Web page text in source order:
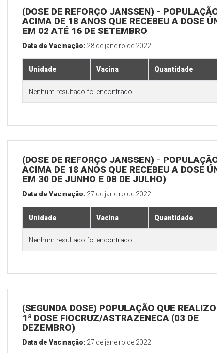
(DOSE DE REFORÇO JANSSEN) -
ACIMA DE 18 ANOS QUE RECEBEU A DOSE
EM 02 ATÉ 16 DE SETEMBRO
Data de Vacinação: 28 de janeiro de 2022
Unidade Vacina Quantidade
Nenhum resultado foi encontrado.
(DOSE DE REFORÇO JANSSEN) -
ACIMA DE 18 ANOS QUE RECEBEU A DOSE
EM 30 DE JUNHO E 08 DE JULHO)
Data de Vacinação: 27 de janeiro de 2022
Unidade Vacina Quantidade
Nenhum resultado foi encontrado.
(SEGUNDA DOSE) POPULAÇÃO QUE
1ª DOSE FIOCRUZ/ASTRAZENECA (03 DE
DEZEMBRO)
Data de Vacinação: 27 de janeiro de 2022